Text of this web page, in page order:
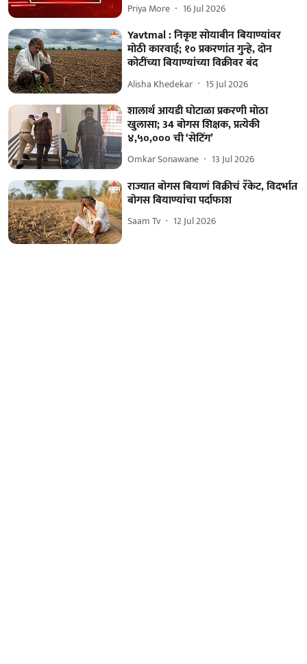
Priya More 16 Jul 2026
Yavtmal : निकृष्ट सोयाबीन बियाण्यांवर
मोठी कारवाई; १० प्रकरणांत गुन्हे, दोन
कोटींच्या बियाण्यांच्या विक्रीवर बंद
Alisha Khedekar 15 Jul 2026
शालार्थ आयडी घोटाळा प्रकरणी मोठा
खुलासा; 34 बोगस शिक्षक, प्रत्येकी
४,५०,००० ची ‘सेटिंग’
Omkar Sonawane 13 Jul 2026
राज्यात बोगस बियाणं विक्रीचं रॅकेट, विदर्भात
बोगस बियाण्यांचा पर्दाफाश
Saam Tv 12 Jul 2026